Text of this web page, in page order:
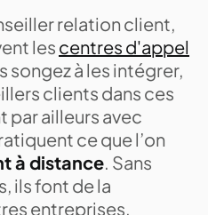
relation client,
les centres d'appel
songez à les intégrer,
clients dans ces
par ailleurs avec
ce que l’on
à distance. Sans
ils font de la
entreprises.